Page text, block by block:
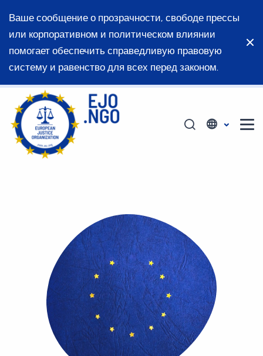
Ваше сообщение о прозрачности, свободе прессы
или корпоративном и политическом влиянии
помогает обеспечить справедливую правовую
систему и равенство для всех перед законом.